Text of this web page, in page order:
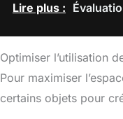
Lire plus :
Optimiser l’utilisation
Pour maximiser
certains objets pour